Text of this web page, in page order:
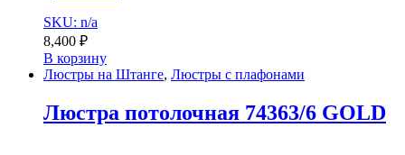
SKU: n/a
8,400 ₽
В корзину
Люстры на Штанге, Люстры с плафонами
Люстра потолочная 74363/6 GOLD